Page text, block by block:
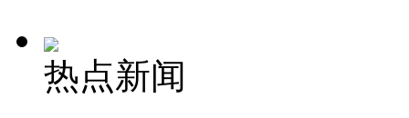
热点新闻